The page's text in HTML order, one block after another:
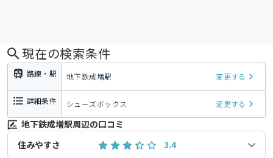
現在の検索条件
路線・駅 地下鉄成増駅 変更する
詳細条件 シューズボックス 変更する
地下鉄成増駅周辺の口コミ
住みやすさ
3.4